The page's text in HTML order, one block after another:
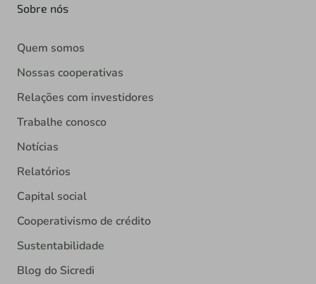
Sobre nós
Quem somos
Nossas cooperativas
Relações com investidores
Trabalhe conosco
Notícias
Relatórios
Capital social
Cooperativismo de crédito
Sustentabilidade
Blog do Sicredi